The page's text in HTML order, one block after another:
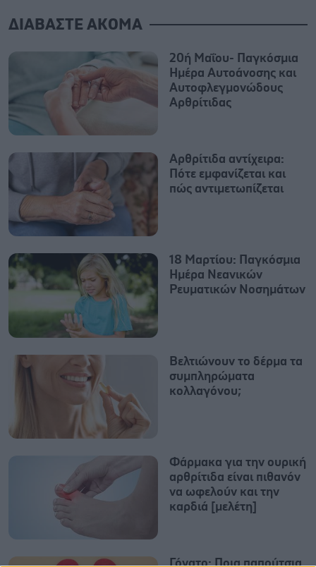
ΔΙΑΒΑΣΤΕ ΑΚΟΜΑ
20ή Μαΐου- Παγκόσμια
Ημέρα Αυτοάνοσης και
Αυτοφλεγμονώδους
Αρθρίτιδας
Αρθρίτιδα αντίχειρα:
Πότε εμφανίζεται και
πώς αντιμετωπίζεται
18 Μαρτίου: Παγκόσμια
Ημέρα Νεανικών
Ρευματικών Νοσημάτων
Βελτιώνουν το δέρμα τα
συμπληρώματα
κολλαγόνου;
Φάρμακα για την ουρική
αρθρίτιδα είναι πιθανόν
να ωφελούν και την
καρδιά [μελέτη]
Γόνατο: Ποια παπούτσια